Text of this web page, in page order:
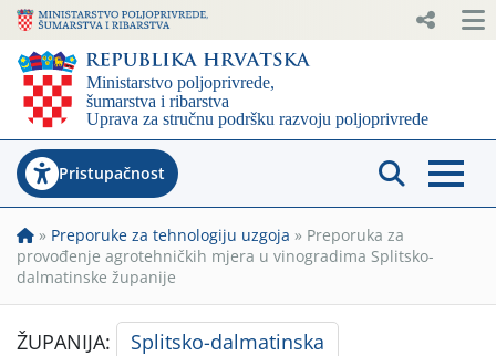
Pristupačnost
» Preporuke za tehnologiju uzgoja » Preporuka za
provođenje agrotehničkih mjera u vinogradima Splitsko-
dalmatinske županije
ŽUPANIJA: Splitsko-dalmatinska